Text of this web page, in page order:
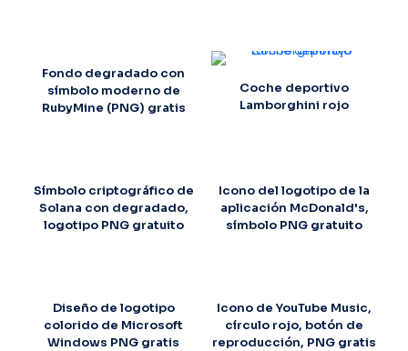
Fondo degradado con
símbolo moderno de
RubyMine (PNG) gratis
Coche deportivo
Lamborghini rojo
Símbolo criptográfico de
Solana con degradado,
logotipo PNG gratuito
Icono del logotipo de la
aplicación McDonald's,
símbolo PNG gratuito
Diseño de logotipo
colorido de Microsoft
Windows PNG gratis
Icono de YouTube Music,
círculo rojo, botón de
reproducción, PNG gratis